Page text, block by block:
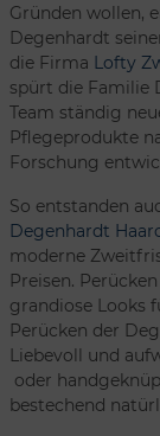
Gründen wollen,
Degenhardt
die Firma Lofty
spürt die Familie
Team ständig
Pflegeprodukte
Forschung
So entstanden
Degenhardt
moderne
Preisen.
grandiose Looks
Perücken der
Liebevoll und
oder
bestechend